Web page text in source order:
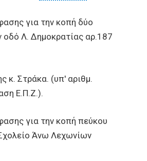
για την κοπή δύο
Λ. Δημοκρατίας αρ.187
κ. Στράκα. (υπ' αριθμ.
Ε.Π.Ζ.).
για την κοπή πεύκου
Άνω Λεχωνίων